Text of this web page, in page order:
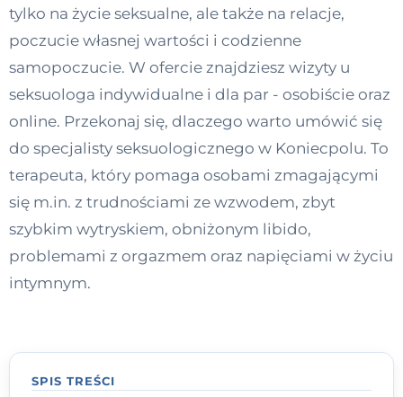
Diagnozy psychologiczne
Testy psychologiczne
Dawka wiedzy
Dla specjalistów
Kontakt
tylko na życie seksualne, ale także na relacje,
poczucie własnej wartości i codzienne
samopoczucie. W ofercie znajdziesz wizyty u
seksuologa indywidualne i dla par - osobiście oraz
online. Przekonaj się, dlaczego warto umówić się
do specjalisty seksuologicznego w Koniecpolu. To
terapeuta, który pomaga osobami zmagającymi
się m.in. z trudnościami ze wzwodem, zbyt
szybkim wytryskiem, obniżonym libido,
problemami z orgazmem oraz napięciami w życiu
intymnym.
SPIS TREŚCI